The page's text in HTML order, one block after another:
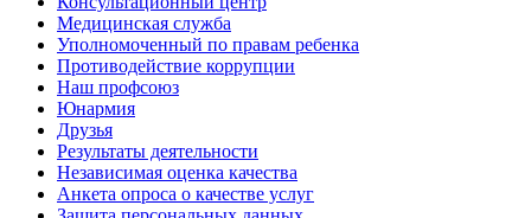
Медицинская служба
Уполномоченный по правам ребенка
Противодействие коррупции
Наш профсоюз
Юнармия
Друзья
Результаты деятельности
Независимая оценка качества
Анкета опроса о качестве услуг